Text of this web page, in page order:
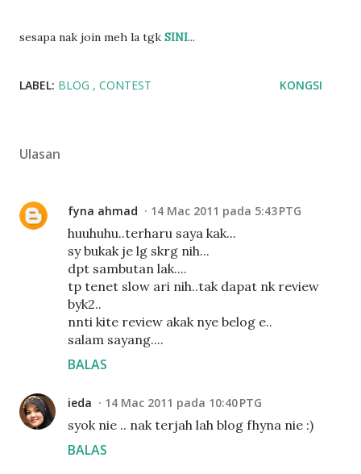
sesapa nak join meh la tgk SINI...
LABEL: BLOG CONTEST KONGSI
Ulasan
fyna ahmad 14 Mac 2011 pada 5:43 PTG
huuhuhu..terharu saya kak...
sy bukak je lg skrg nih...
dpt sambutan lak....
tp tenet slow ari nih..tak dapat nk review
byk2..
nnti kite review akak nye belog e..
salam sayang....
BALAS
ieda 14 Mac 2011 pada 10:40 PTG
syok nie .. nak terjah lah blog fhyna nie :)
BALAS